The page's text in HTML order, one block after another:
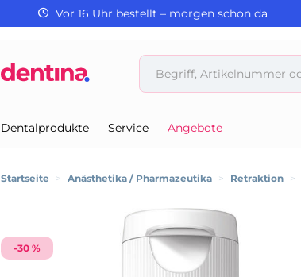
Vor 16 Uhr bestellt – morgen schon da
Dentalprodukte Service Angebote
Startseite > Anästhetika / Pharmazeutika > Retraktion >
-30 %